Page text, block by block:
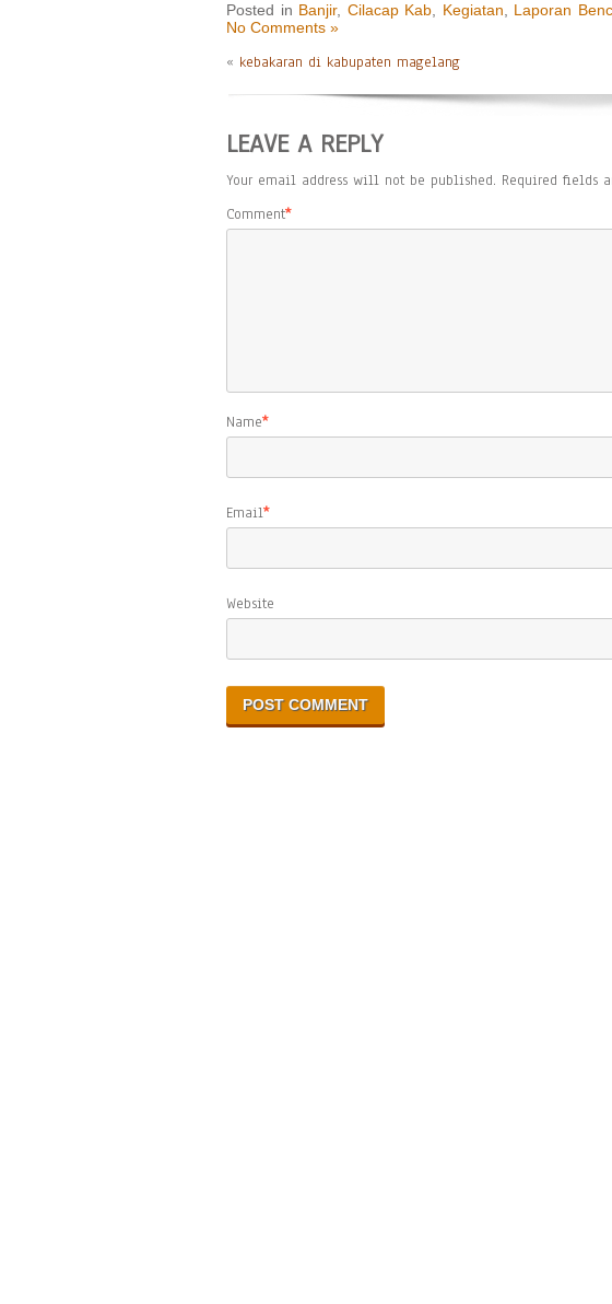
Posted in Banjir, Cilacap Kab Kegiatan Laporan
No Comments »
« kebakaran di kabupaten magelang
LEAVE A REPLY
Your email address will not be published. Required fields
Comment*
Name*
Email*
Website